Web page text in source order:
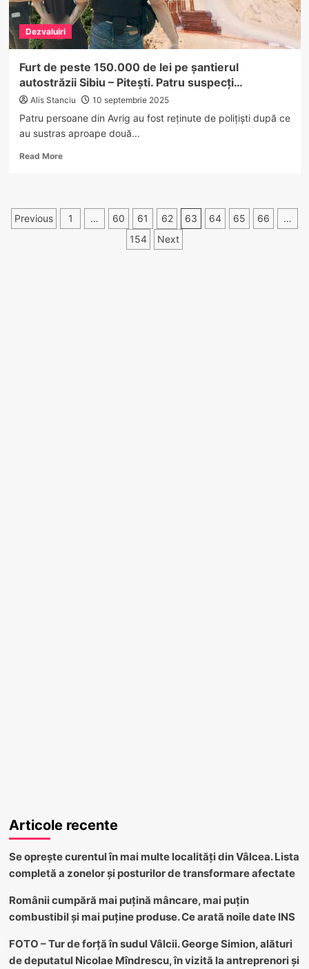
încătușată
de
polițiști
Dezvaluiri
Furt de peste 150.000 de lei pe șantierul
autostrăzii Sibiu – Pitești. Patru suspecți…
Alis Stanciu 10 septembrie 2025
Patru persoane din Avrig au fost reținute de polițiști după ce
au sustras aproape două...
Read MoreRead
de
peste
Paginație
Previous 1 … 60 61 62 63 64 65 66
…
154
Next
Articole recente
Se oprește curentul în mai multe localități din Vâlcea. Lista
completă a zonelor și posturilor de transformare afectate
Românii cumpără mai puțină mâncare, mai puțin
combustibil și mai puține produse. Ce arată noile date INS
FOTO – Tur de forță în sudul Vâlcii. George Simion, alături
de deputatul Nicolae Mîndrescu, în vizită la antreprenori și